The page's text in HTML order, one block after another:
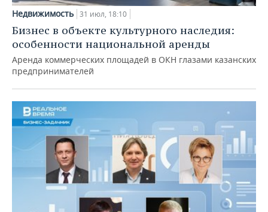
Недвижимость 31 июл, 18:10
Бизнес в объекте культурного наследия:
особенности национальной аренды
Аренда коммерческих площадей в ОКН глазами казанских
предпринимателей